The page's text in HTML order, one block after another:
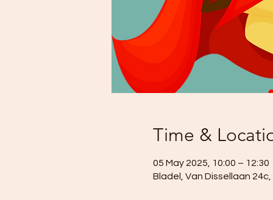
Time &
05 May 2025, 10:00 – 12:30
Bladel, Van Dissellaan